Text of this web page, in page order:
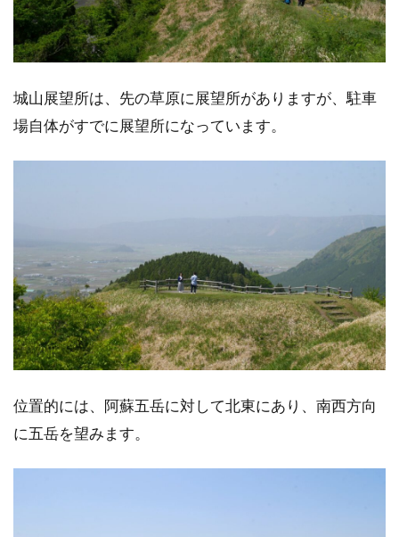
城山展望所は、先の草原に展望所がありますが、駐車
場自体がすでに展望所になっています。
位置的には、阿蘇五岳に対して北東にあり、南西方向
に五岳を望みます。